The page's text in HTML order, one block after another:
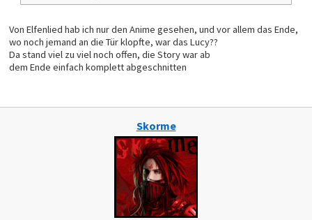
Von Elfenlied hab ich nur den Anime gesehen, und vor allem das Ende,
wo noch jemand an die Tür klopfte, war das Lucy??
Da stand viel zu viel noch offen, die Story war ab
dem Ende einfach komplett abgeschnitten
Skorme